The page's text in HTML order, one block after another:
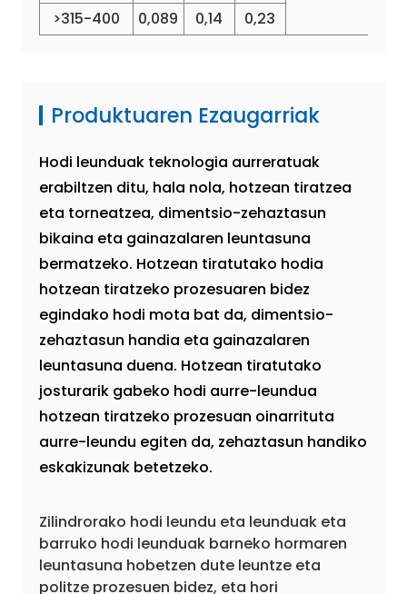
>315-400
0,089 0,14 0,23
Produktuaren Ezaugarriak
Hodi leunduak teknologia aurreratuak
erabiltzen ditu, hala nola, hotzean tiratzea
eta torneatzea, dimentsio-zehaztasun
bikaina eta gainazalaren leuntasuna
bermatzeko. Hotzean tiratutako hodia
hotzean tiratzeko prozesuaren bidez
egindako hodi mota bat da, dimentsio-
zehaztasun handia eta gainazalaren
leuntasuna duena. Hotzean tiratutako
josturarik gabeko hodi aurre-leundua
hotzean tiratzeko prozesuan oinarrituta
aurre-leundu egiten da, zehaztasun handiko
eskakizunak betetzeko.
Zilindrorako hodi leundu eta leunduak eta
barruko hodi leunduak barneko hormaren
leuntasuna hobetzen dute leuntze eta
politze prozesuen bidez, eta hori